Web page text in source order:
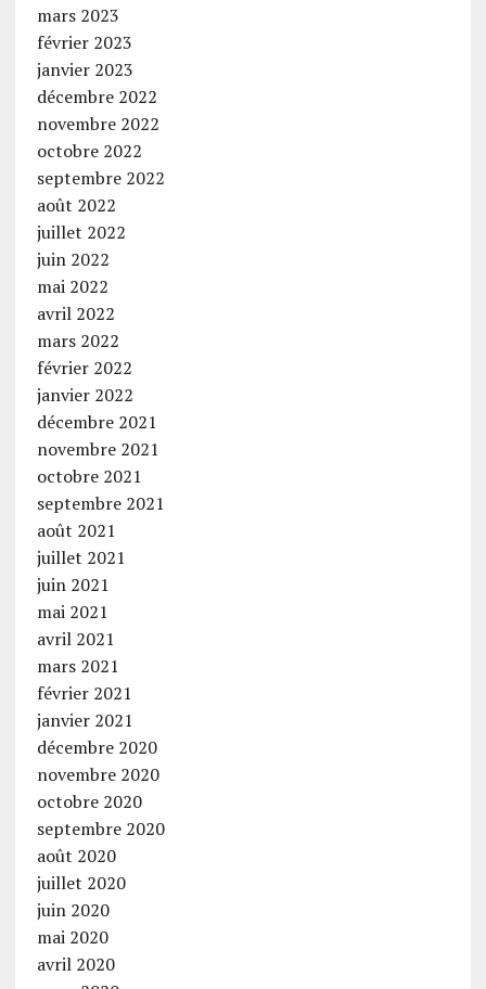
mars 2023
février 2023
janvier 2023
décembre 2022
novembre 2022
octobre 2022
septembre 2022
août 2022
juillet 2022
juin 2022
mai 2022
avril 2022
mars 2022
février 2022
janvier 2022
décembre 2021
novembre 2021
octobre 2021
septembre 2021
août 2021
juillet 2021
juin 2021
mai 2021
avril 2021
mars 2021
février 2021
janvier 2021
décembre 2020
novembre 2020
octobre 2020
septembre 2020
août 2020
juillet 2020
juin 2020
mai 2020
avril 2020